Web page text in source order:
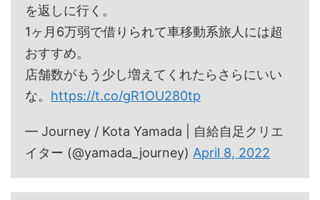
を返しに行く。
1ヶ月6万弱で借りられて車移動系旅人には超
おすすめ。
店舗数がもう少し増えてくれたらさらにいい
な。 https://t.co/gR1OU280tp
— Journey / Kota Yamada | 自給自足クリエ
イター (@yamada_journey) April 8, 2022